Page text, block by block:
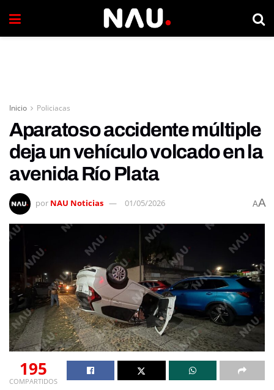
Inicio Policiacas
Aparatoso accidente múltiple
deja un vehículo volcado en la
avenida Río Plata
por NAU Noticias 01/05/2026 AA
195
COMPARTIDOS